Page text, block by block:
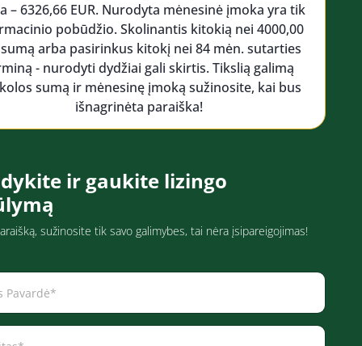
– 6326,66 EUR. Nurodyta mėnesinė įmoka yra tik
pobūdžio. Skolinantis kitokią nei 4000,00
arba pasirinkus kitokį nei 84 mėn. sutarties
- nurodyti dydžiai gali skirtis. Tikslią galimą
sumą ir mėnesinę įmoką sužinosite, kai bus
išnagrinėta paraiška!
ir gaukite lizingo
sužinosite tik savo galimybes, tai nėra įsipareigojimas!